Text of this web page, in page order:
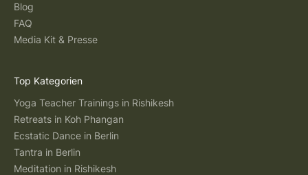
Blog
FAQ
Media Kit & Presse
Top Kategorien
Yoga Teacher Trainings in Rishikesh
Retreats in Koh Phangan
Ecstatic Dance in Berlin
Tantra in Berlin
Meditation in Rishikesh